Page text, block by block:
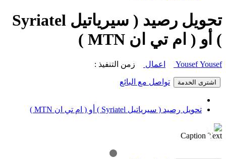
تحويل رصيد ( سيرياتيل Syriatel
) أو ( ام تي ان MTN )
Yousef Yousef اعمال زمن التنفيذ :
اشترى الخدمة تواصل مع البائع
تحويل رصيد ( سيرياتيل Syriatel ) أو ( ام تي ان MTN )
1 / 3
Caption Text
❮